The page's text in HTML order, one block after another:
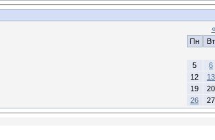
«
Пн
Вт
5
6
12
13
19
20
26
27